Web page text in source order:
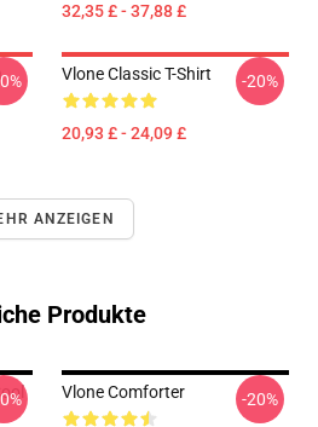
32,35 £ - 37,88 £
Vlone Classic T-Shirt
20,93 £ - 24,09 £
-20%
ANZEIGEN
Produkte
Vlone Comforter -20%